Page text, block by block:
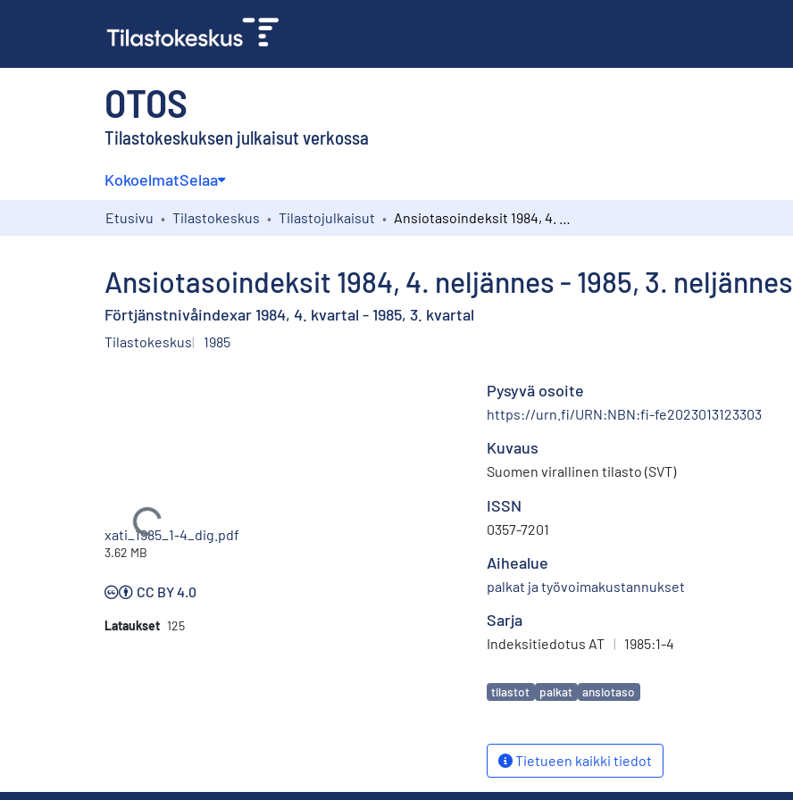
OTOS
Tilastokeskuksen julkaisut verkossa
KokoelmatSelaa
Etusivu Tilastokeskus Tilastojulkaisut
Ansiotasoindeksit 1984, 4. neljännes - 1985, 3. neljännes
Förtjänstnivåindexar 1984, 4. kvartal - 1985, 3. kvartal
Tilastokeskus 1985
Ladataan...
xati_1985_1-4_dig.pdf
3.62 MB
CC BY 4.0
Lataukset 125
Pysyvä osoite
https://urn.fi/URN:NBN:fi-fe2023013123303
Kuvaus
Suomen virallinen tilasto (SVT)
ISSN
0357-7201
Aihealue
palkat ja työvoimakustannukset
Sarja
Indeksitiedotus AT | 1985:1-4
Avainsanat
tilastot palkat ansiotaso
Tietueen kaikki tiedot